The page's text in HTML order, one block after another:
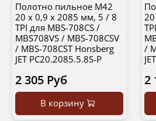
Полотно пильное M42
20 х 0,9 х 2085 мм, 5 / 8
TPI для MBS-708CS /
MBS708VS / MBS-708CSV
/ MBS-708CST Honsberg
JET PC20.2085.5.8S-P
2 305 Руб
В корзину
/
2